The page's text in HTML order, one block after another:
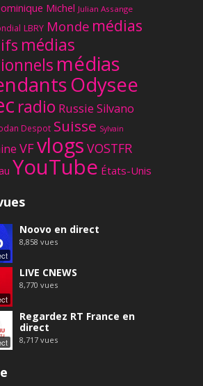
Michel Julian Assange
LBRY Monde médias
médias
médias
Odysee
radio Russie Silvano
Despot Suisse Sylvain
VFvlogs VOSTFR
YouTube États-Unis
Noovo en direct
8,858 vues
LIVE CNEWS
8,770 vues
Regardez RT France en
direct
8,717 vues